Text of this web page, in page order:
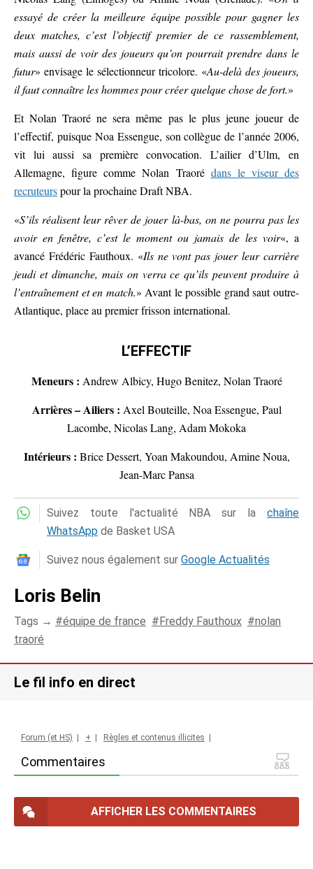
essayé de créer la meilleure équipe possible pour gagner les
deux matches, c’est l’objectif premier de ce rassemblement,
mais aussi de voir des joueurs qu’on pourrait prendre dans le
futur» envisage le sélectionneur tricolore. «Au-delà des joueurs,
il faut connaître les hommes pour créer quelque chose de fort.»
Et Nolan Traoré ne sera même pas le plus jeune joueur de
l’effectif, puisque Noa Essengue, son collègue de l’année 2006,
vit lui aussi sa première convocation. L’ailier d’Ulm, en
Allemagne, figure comme Nolan Traoré dans le viseur des
recruteurspour la prochaine Draft NBA.
«S’ils réalisent leur rêver de jouer là-bas, on ne pourra pas les
avoir en fenêtre, c’est le moment ou jamais de les voir«, a
avancé Frédéric Fauthoux. «Ils ne vont pas jouer leur carrière
jeudi et dimanche, mais on verra ce qu’ils peuvent produire à
l’entraînement et en match.» Avant le possible grand saut outre-
Atlantique, place au premier frisson international.
L’EFFECTIF
Meneurs : Andrew Albicy, Hugo Benitez, Nolan Traoré
Arrières – Ailiers : Axel Bouteille, Noa Essengue, Paul
Lacombe, Nicolas Lang, Adam Mokoka
Intérieurs : Brice Dessert, Yoan Makoundou, Amine Noua,
Jean-Marc Pansa
Suivez toute l'actualité NBA sur la chaîne
WhatsApp de Basket USA
Suivez nous également sur Google Actualités
Loris Belin
Tags → équipe de france Freddy Fauthoux
nolan
traoré
Le fil info en direct
Commentaires
Forum (et HS) + Règles et contenus illicites
AFFICHER LES COMMENTAIRES